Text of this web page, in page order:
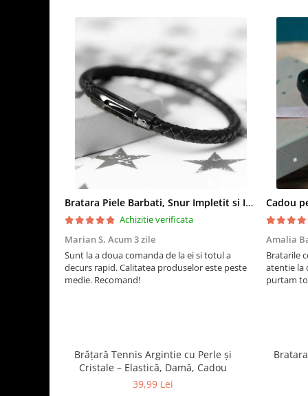
Ne mândrim cu durabilitatea și calitatea produselor
experiență. Oferim garanție pentru toate produsele și
Transportul pentru reparații este suportat de client, iar
noi sau împărțit, în funcție de circumstanțe.
Alege un breloc personalizat care adaugă un plus de
mesaj special, fie că îl porți tu sau îl oferi cadou.
Bratara Piele Barbati, Snur Impletit si Inox Negru Cromat
Achizitie verificata
Marian S, Acum 3 zile
Sunt la a doua comanda de la ei si totul a
decurs rapid. Calitatea produselor este peste
medie. Recomand!
Amalia
Bratarile
atentie la
purtam
Brățară Tennis Argintie cu Perle și
Cristale – Elastică, Damă, Cadou
39,99 Lei